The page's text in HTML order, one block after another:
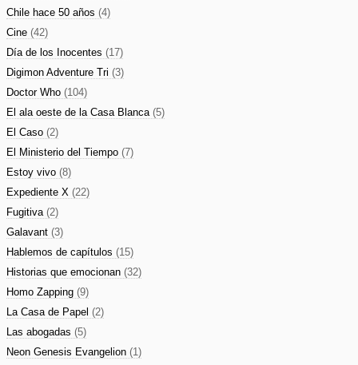
Chile hace 50 años (4)
Cine (42)
Día de los Inocentes (17)
Digimon Adventure Tri (3)
Doctor Who (104)
El ala oeste de la Casa Blanca (5)
El Caso (2)
El Ministerio del Tiempo (7)
Estoy vivo (8)
Expediente X (22)
Fugitiva (2)
Galavant (3)
Hablemos de capítulos (15)
Historias que emocionan (32)
Homo Zapping (9)
La Casa de Papel (2)
Las abogadas (5)
Neon Genesis Evangelion (1)